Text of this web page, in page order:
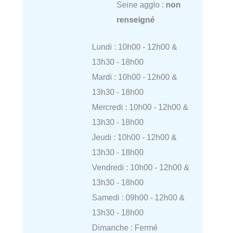
Seine agglo : non
renseigné
Lundi : 10h00 - 12h00 &
13h30 - 18h00
Mardi : 10h00 - 12h00 &
13h30 - 18h00
Mercredi : 10h00 - 12h00 &
13h30 - 18h00
Jeudi : 10h00 - 12h00 &
13h30 - 18h00
Vendredi : 10h00 - 12h00 &
13h30 - 18h00
Samedi : 09h00 - 12h00 &
13h30 - 18h00
Dimanche : Fermé